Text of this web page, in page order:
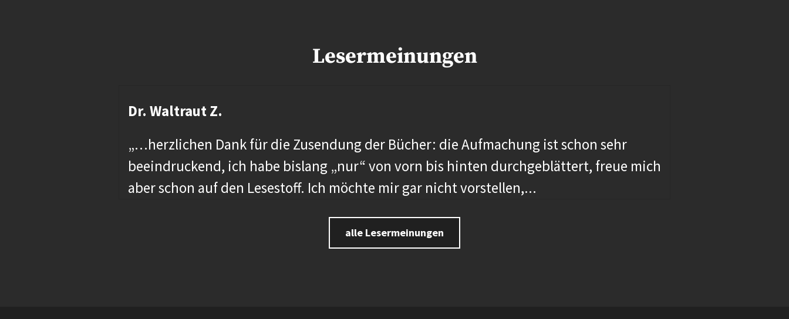
Lesermeinungen
Dr. Waltraut Z.
„…herzlichen Dank für die Zusendung der Bücher: die Aufmachung ist schon sehr
beeindruckend, ich habe bislang „nur“ von vorn bis hinten durchgeblättert, freue mich
aber schon auf den Lesestoff. Ich möchte mir gar nicht vorstellen,...
alle Lesermeinungen